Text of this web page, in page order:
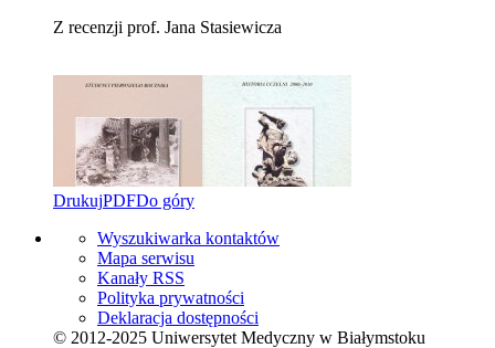
Z recenzji prof. Jana Stasiewicza
DrukujPDFDo góry
Wyszukiwarka kontaktów
Mapa serwisu
Kanały RSS
Polityka prywatności
Deklaracja dostępności
© 2012-2025 Uniwersytet Medyczny w Białymstoku